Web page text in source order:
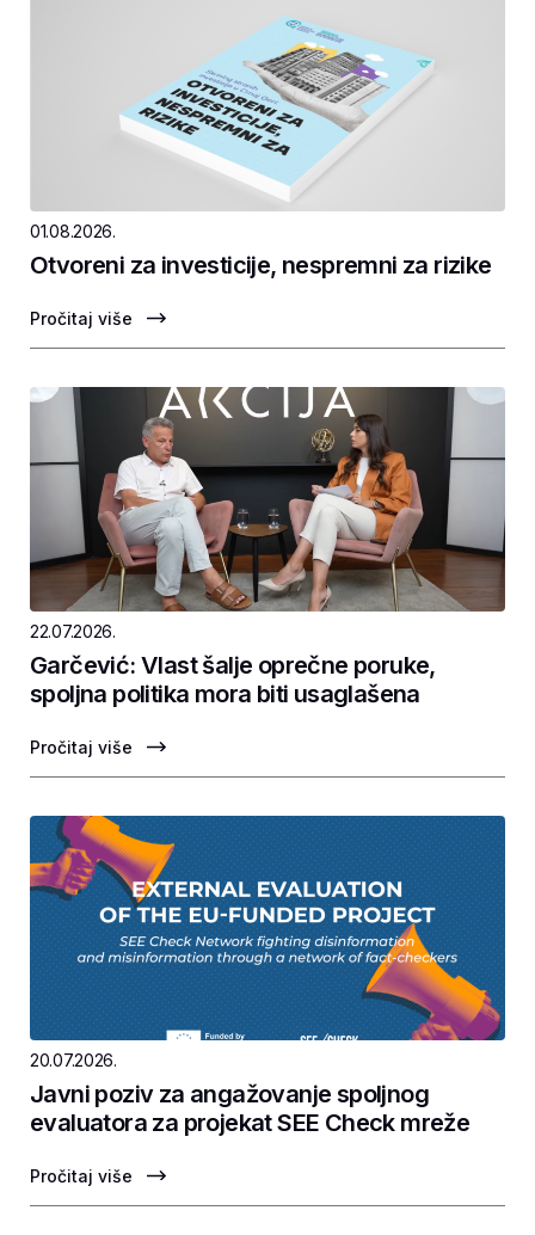
01.08.2026.
Otvoreni za investicije, nespremni za rizike
Pročitaj više
22.07.2026.
Garčević: Vlast šalje oprečne poruke,
spoljna politika mora biti usaglašena
Pročitaj više
20.07.2026.
Javni poziv za angažovanje spoljnog
evaluatora za projekat SEE Check mreže
Pročitaj više